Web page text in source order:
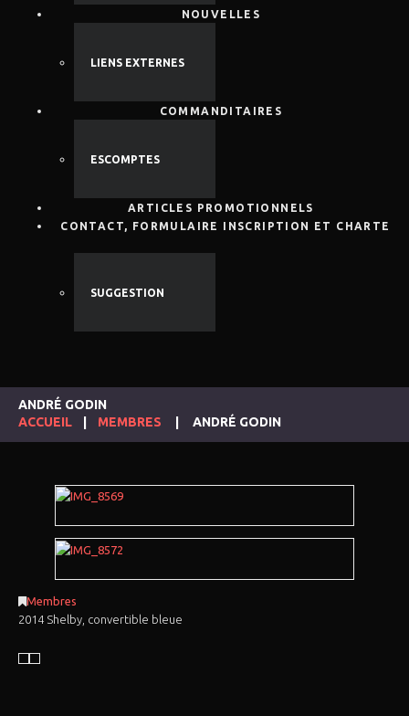
NOUVELLES
LIENS EXTERNES
COMMANDITAIRES
ESCOMPTES
ARTICLES PROMOTIONNELS
CONTACT, FORMULAIRE INSCRIPTION ET CHARTE
SUGGESTION
ANDRÉ GODIN
ACCUEIL
MEMBRES ANDRÉ GODIN
Membres
2014 Shelby, convertible bleue